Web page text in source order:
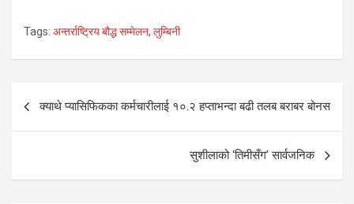
Tags: अन्तर्राष्ट्रिय बौद्ध सम्मेलन, लुम्बिनी
Post
navigation
क्याथे प्यासिफिकका कर्मचारीलाई १०.२ हप्ताभन्दा बढी तलब बराबर बोनस
सुशीलाको ‘तिमीसँग’ सार्वजनिक